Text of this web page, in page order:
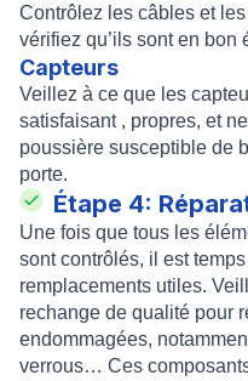
Contrôlez les câbles et
vérifiez qu’ils sont en bon
Capteurs
Veillez à ce que les
satisfaisant , propres, et
poussière susceptible de
porte.
Étape 4:
Une fois que tous les
sont contrôlés, il est
remplacements utiles.
rechange de qualité pour
endommagées,
verrous… Ces